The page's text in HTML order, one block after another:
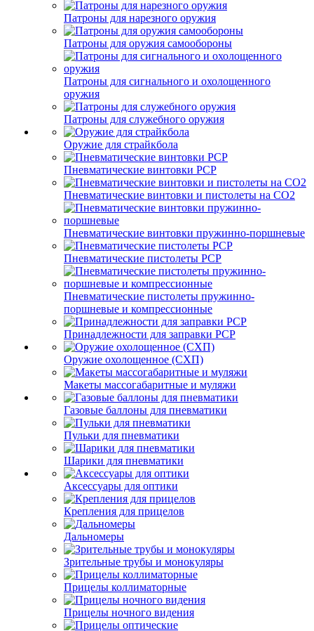
Патроны для нарезного оружия
Патроны для оружия самообороны
Патроны для сигнального и охолощенного
оружия
Патроны для служебного оружия
Оружие для страйкбола
Пневматические винтовки PCP
Пневматические винтовки и пистолеты на CO2
Пневматические винтовки пружинно-поршневые
Пневматические пистолеты PCP
Пневматические пистолеты пружинно-
поршневые и компрессионные
Принадлежности для заправки PCP
Оружие охолощенное (СХП)
Макеты массогабаритные и муляжи
Газовые баллоны для пневматики
Пульки для пневматики
Шарики для пневматики
Аксессуары для оптики
Крепления для прицелов
Дальномеры
Зрительные трубы и монокуляры
Прицелы коллиматорные
Прицелы ночного видения